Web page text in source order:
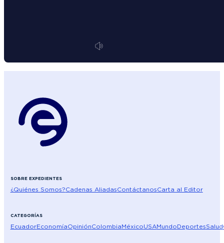
SOBRE EXPEDIENTES
¿Quiénes Somos?Cadenas AliadasContáctanosCarta al Editor
CATEGORÍAS
EcuadorEconomíaOpiniónColombiaMéxicoUSAMundoDeportesSalud